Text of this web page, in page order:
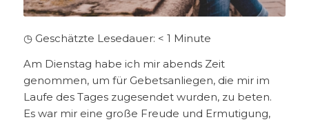
◷ Geschätzte Lesedauer: < 1 Minute
Am Dienstag habe ich mir abends Zeit
genommen, um für Gebetsanliegen, die mir im
Laufe des Tages zugesendet wurden, zu beten.
Es war mir eine große Freude und Ermutigung,